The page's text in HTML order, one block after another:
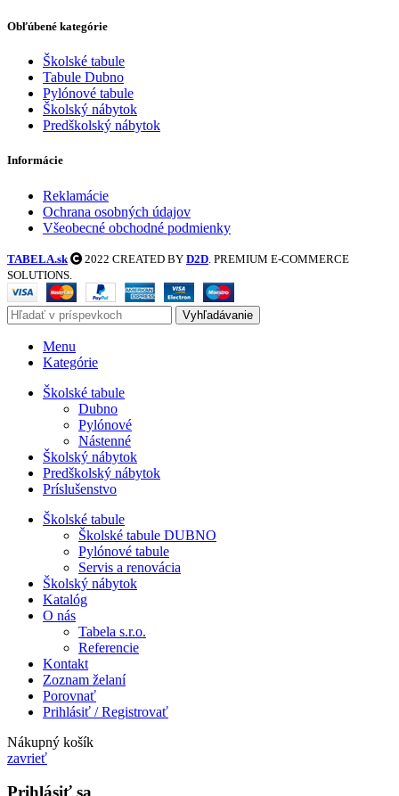
Obľúbené kategórie
Školské tabule
Tabule Dubno
Pylónové tabule
Školský nábytok
Predškolský nábytok
Informácie
Reklamácie
Ochrana osobných údajov
Všeobecné obchodné podmienky
TABELA.sk 2022 CREATED BY D2D . PREMIUM E-COMMERCE
SOLUTIONS.
Vyhľadávanie
Menu
Kategórie
Školské tabule
Dubno
Pylónové
Nástenné
Školský nábytok
Predškolský nábytok
Príslušenstvo
Školské tabule
Školské tabule DUBNO
Pylónové tabule
Servis a renovácia
Školský nábytok
Katalóg
O nás
Tabela s.r.o.
Referencie
Kontakt
Zoznam želaní
Porovnať
Prihlásiť / Registrovať
Nákupný košík
zavrieť
Prihlásiť sa